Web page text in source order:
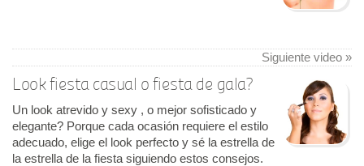
Siguiente video »
Look fiesta casual o fiesta de gala?
Un look atrevido y sexy , o mejor sofisticado y
elegante? Porque cada ocasión requiere el estilo
adecuado, elige el look perfecto y sé la estrella de
la estrella de la fiesta siguiendo estos consejos.